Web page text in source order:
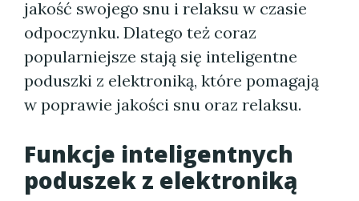
jakość swojego snu i relaksu w czasie
odpoczynku. Dlatego też coraz
popularniejsze stają się inteligentne
poduszki z elektroniką, które pomagają
w poprawie jakości snu oraz relaksu.
Funkcje inteligentnych
poduszek z elektroniką